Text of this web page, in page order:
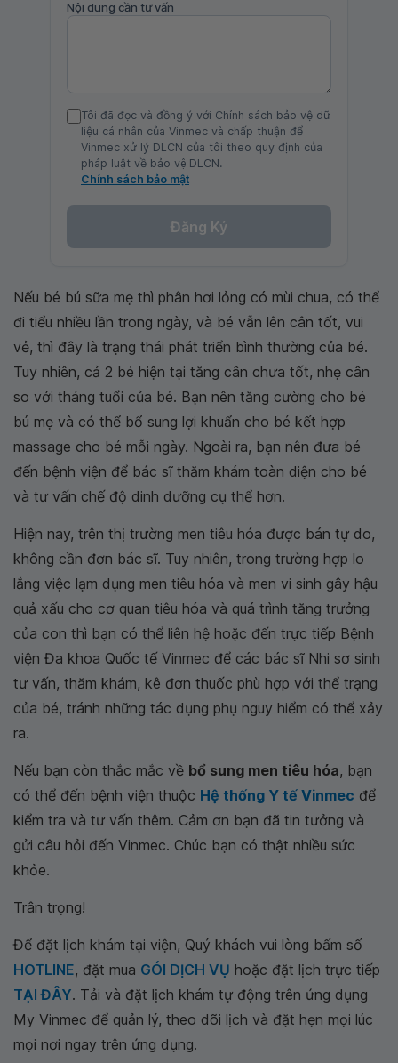
Nội dung cần tư vấn
Tôi đã đọc và đồng ý với Chính sách bảo vệ dữ
liệu cá nhân của Vinmec và chấp thuận để
Vinmec xử lý DLCN của tôi theo quy định của
pháp luật về bảo vệ DLCN.
Chính sách bảo mật
Đăng Ký
Nếu bé bú sữa mẹ thì phân hơi lỏng có mùi chua, có thể
đi tiểu nhiều lần trong ngày, và bé vẫn lên cân tốt, vui
vẻ, thì đây là trạng thái phát triển bình thường của bé.
Tuy nhiên, cả 2 bé hiện tại tăng cân chưa tốt, nhẹ cân
so với tháng tuổi của bé. Bạn nên tăng cường cho bé
bú mẹ và có thể bổ sung lợi khuẩn cho bé kết hợp
massage cho bé mỗi ngày. Ngoài ra, bạn nên đưa bé
đến bệnh viện để bác sĩ thăm khám toàn diện cho bé
và tư vấn chế độ dinh dưỡng cụ thể hơn.
Hiện nay, trên thị trường men tiêu hóa được bán tự do,
không cần đơn bác sĩ. Tuy nhiên, trong trường hợp lo
lắng việc lạm dụng men tiêu hóa và men vi sinh gây hậu
quả xấu cho cơ quan tiêu hóa và quá trình tăng trưởng
của con thì bạn có thể liên hệ hoặc đến trực tiếp Bệnh
viện Đa khoa Quốc tế Vinmec để các bác sĩ Nhi sơ sinh
tư vấn, thăm khám, kê đơn thuốc phù hợp với thể trạng
của bé, tránh những tác dụng phụ nguy hiểm có thể xảy
ra.
Nếu bạn còn thắc mắc về bổ sung men tiêu hóa, bạn
có thể đến bệnh viện thuộc Hệ thống Y tế Vinmec để
kiểm tra và tư vấn thêm. Cảm ơn bạn đã tin tưởng và
gửi câu hỏi đến Vinmec. Chúc bạn có thật nhiều sức
khỏe.
Trân trọng!
Để đặt lịch khám tại viện, Quý khách vui lòng bấm số
HOTLINE, đặt mua GÓI DỊCH VỤ hoặc đặt lịch trực tiếp
TẠI ĐÂY. Tải và đặt lịch khám tự động trên ứng dụng
My Vinmec để quản lý, theo dõi lịch và đặt hẹn mọi lúc
mọi nơi ngay trên ứng dụng.